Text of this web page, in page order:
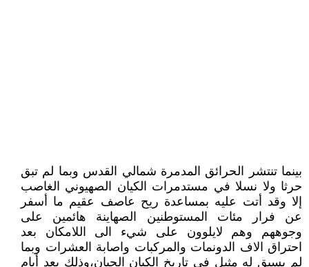
بينما تنتشر الحرائق المدمرة شمالي القدس وبما لم تبق
حرثا ولا نسلا في مستدمرات الكيان الصهيوني الغاصب
إلا وقد أتت عليه بمساعدة ريح عاصف عقيم ما أسفر
عن فرار مئات المستوطنين الصهاينة هائمين على
وجوههم وهم لايلوون على شيء الى اللامكان بعد
احتراق الاف الدونمات والمركبات واصابة العشرات وبما
لم يسبق له مثيل في تاريخ الكيان الجبان،وذلك بعد أيام